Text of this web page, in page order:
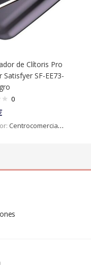
de Clítoris Pro
Satisfyer SF-EE73-
0
Centrocomercialdigital